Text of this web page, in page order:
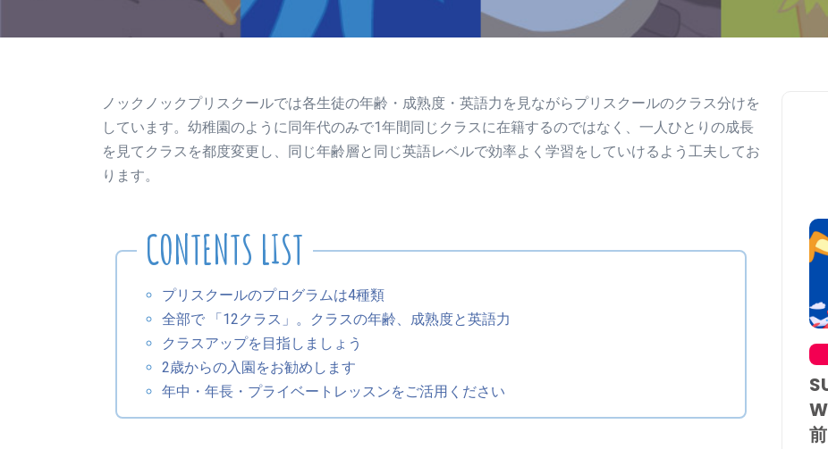
ノックノックプリスクールでは各生徒の年齢・成熟度・英語力を見ながらプリスクールのクラス分けを
しています。幼稚園のように同年代のみで1年間同じクラスに在籍するのではなく、一人ひとりの成長
を見てクラスを都度変更し、同じ年齢層と同じ英語レベルで効率よく学習をしていけるよう工夫してお
ります。
プリスクールのプログラムは4種類
全部で 「12クラス」。クラスの年齢、成熟度と英語力
クラスアップを目指しましょう
2歳からの入園をお勧めします
年中・年長・プライベートレッスンをご活用ください
前